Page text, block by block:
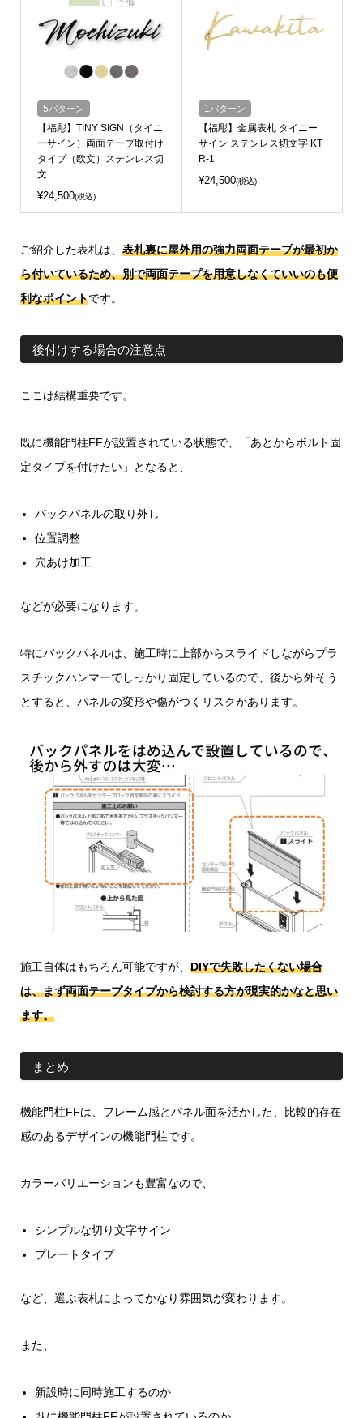
5パターン
【福彫】TINY SIGN（タイニ
ーサイン）両面テープ取付け
タイプ（欧文）ステンレス切
文...
¥24,500(税込)
1 パターン
【福彫】金属表札 タイニー
サイン ステンレス切文字 KT
R-1
¥24,500(税込)
ご紹介した表札は、 表札裏に屋外用の強力両面テープが最初か
ら付いているため、別で両面テープを用意しなくていいのも便
利なポイントです。
後付けする場合の注意点
ここは結構重要です。
既に機能門柱FFが設置されている状態で、「あとからボルト固
定タイプを付けたい」となると、
バックパネルの取り外し
位置調整
穴あけ加工
などが必要になります。
特にバックパネルは、施工時に上部からスライドしながらプラ
スチックハンマーでしっかり固定しているので、後から外そう
とすると、パネルの変形や傷がつくリスクがあります。
施工自体はもちろん可能ですが、 DIYで失敗したくない場合
は、まず両面テープタイプから検討する方が現実的かなと思い
ます。
まとめ
機能門柱FFは、フレーム感とパネル面を活かした、比較的存在
感のあるデザインの機能門柱です。
カラーバリエーションも豊富なので、
シンプルな切り文字サイン
プレートタイプ
など、選ぶ表札によってかなり雰囲気が変わります。
また、
新設時に同時施工するのか